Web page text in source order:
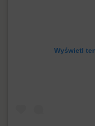
Wyświetl